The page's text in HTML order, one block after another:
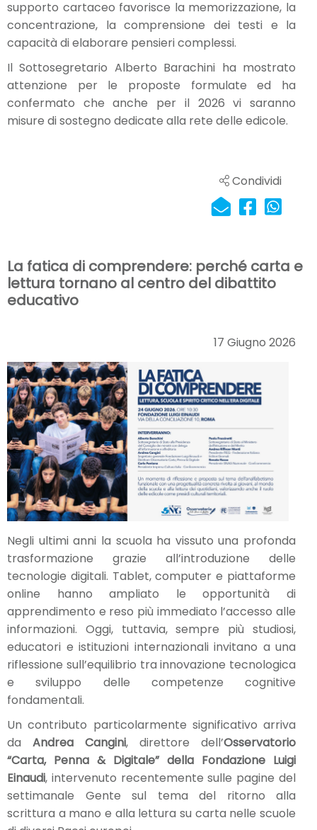
supporto cartaceo favorisce la memorizzazione, la
concentrazione, la comprensione dei testi e la
capacità di elaborare pensieri complessi.
Il Sottosegretario Alberto Barachini ha mostrato
attenzione per le proposte formulate ed ha
confermato che anche per il 2026 vi saranno
misure di sostegno dedicate alla rete delle edicole.
Condividi
La fatica di comprendere: perché carta e
lettura tornano al centro del dibattito
educativo
17 Giugno 2026
Negli ultimi anni la scuola ha vissuto una profonda
trasformazione grazie all’introduzione delle
tecnologie digitali. Tablet, computer e piattaforme
online hanno ampliato le opportunità di
apprendimento e reso più immediato l’accesso alle
informazioni. Oggi, tuttavia, sempre più studiosi,
educatori e istituzioni internazionali invitano a una
riflessione sull’equilibrio tra innovazione tecnologica
e sviluppo delle competenze cognitive
fondamentali.
Un contributo particolarmente significativo arriva
da Andrea Cangini, direttore dell’Osservatorio
“Carta, Penna & Digitale” della Fondazione Luigi
Einaudi, intervenuto recentemente sulle pagine del
settimanale Gente sul tema del ritorno alla
scrittura a mano e alla lettura su carta nelle scuole